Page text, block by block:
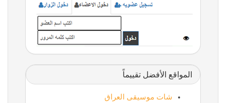
المواقع الأفضل تقييماً
شات موسيقى العراق